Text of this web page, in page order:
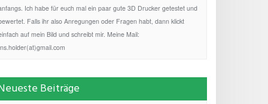
Ich habe für euch mal ein paar gute 3D Drucker getestet und
Falls ihr also Anregungen oder Fragen habt, dann klickt
auf mein Bild und schreibt mir. Meine Mail:
Beiträge